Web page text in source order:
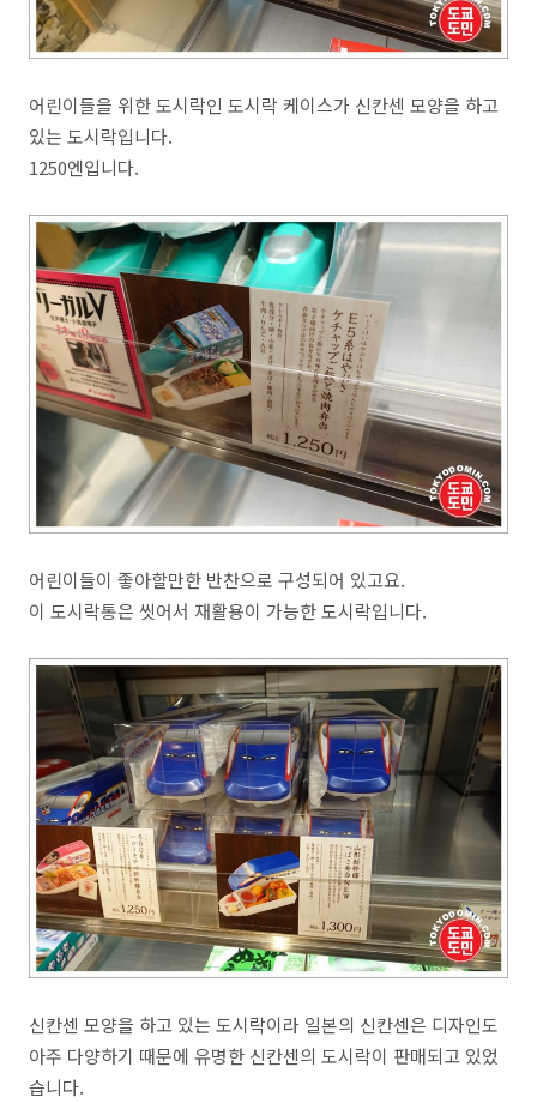
어린이들을 위한 도시락인 도시락 케이스가 신칸센 모양을 하고
있는 도시락입니다.
1250엔입니다.
어린이들이 좋아할만한 반찬으로 구성되어 있고요.
이 도시락통은 씻어서 재활용이 가능한 도시락입니다.
신칸센 모양을 하고 있는 도시락이라 일본의 신칸센은 디자인도
아주 다양하기 때문에 유명한 신칸센의 도시락이 판매되고 있었
습니다.